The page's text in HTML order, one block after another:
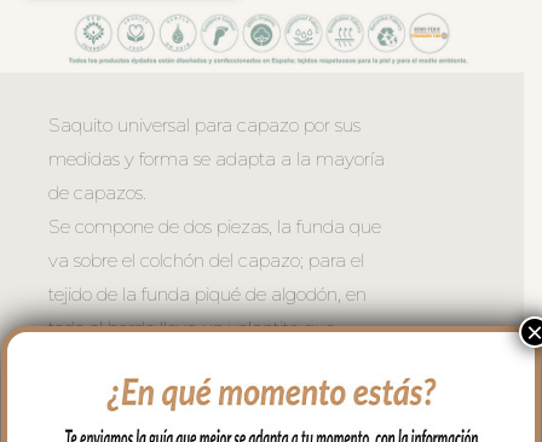
Saquito universal para capazo por sus
medidas y forma se adapta a la mayoría
de capazos.
Se compone de dos piezas, la funda que
va sobre el colchón del capazo; para el
tejido de la funda piqué de algodón, en
todo el borde lleva un volantito que
rozar al bebé en las piernitas.
Para la tapa del saco tejido piqué de
×